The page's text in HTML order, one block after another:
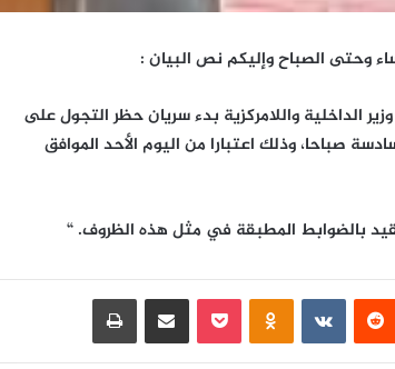
وحتى الصباح وإليكم نص البيان :
الإجراءات الإحترازية ضد جائحة كوفيد- 19، يعلن وزير الداخلية واللامركزية بدء سريان حظر التجول على
صباحا، وذلك اعتبارا من اليوم الأحد الموافق
بالضوابط المطبقة في مثل هذه الظروف. “
بوكيت مشاركة عبر البريد